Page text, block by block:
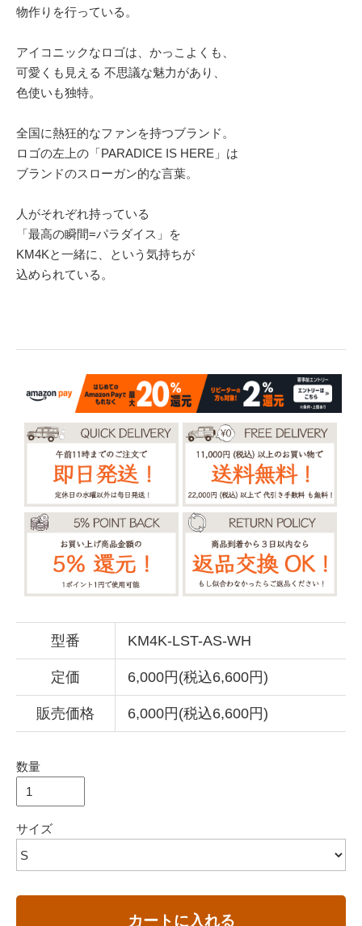
物作りを行っている。
アイコニックなロゴは、かっこよくも、
可愛くも見える 不思議な魅力があり、
色使いも独特。
全国に熱狂的なファンを持つブランド。
ロゴの左上の「PARADICE IS HERE」は
ブランドのスローガン的な言葉。
人がそれぞれ持っている
「最高の瞬間=パラダイス」を
KM4Kと一緒に、という気持ちが
込められている。
型番 KM4K-LST-AS-WH
定価 6,000円(税込6,600円)
販売価格 6,000円(税込6,600円)
数量
サイズ
カートに入れる